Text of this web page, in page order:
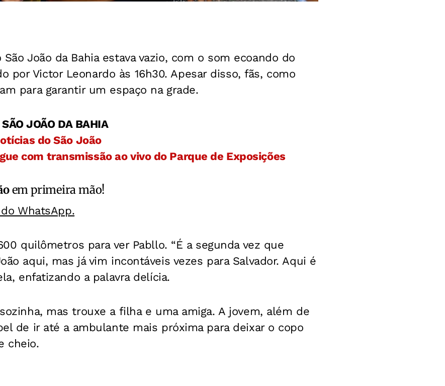
João da Bahia estava vazio, com o som ecoando do
por Victor Leonardo às 16h30. Apesar disso, fãs, como
para garantir um espaço na grade.
JOÃO DA BAHIA
do São João
com transmissão ao vivo do Parque de Exposições
em primeira mão!
WhatsApp.
quilômetros para ver Pabllo. “É a segunda vez que
aqui, mas já vim incontáveis vezes para Salvador. Aqui é
enfatizando a palavra delícia.
mas trouxe a filha e uma amiga. A jovem, além de
de ir até a ambulante mais próxima para deixar o copo
cheio.